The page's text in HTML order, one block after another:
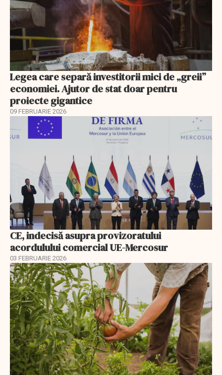
Legea care separă investitorii mici de „greii”
economiei. Ajutor de stat doar pentru
proiecte gigantice
09 FEBRUARIE 2026
CE, indecisă asupra provizoratului
acordulului comercial UE-Mercosur
03 FEBRUARIE 2026